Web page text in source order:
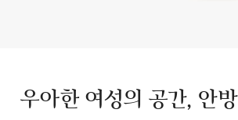
우아한 여성의 공간, 안방